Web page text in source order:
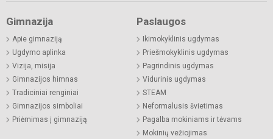
Gimnazija
Apie gimnaziją
Ugdymo aplinka
Vizija, misija
Gimnazijos himnas
Tradiciniai renginiai
Gimnazijos simboliai
Priėmimas į gimnaziją
Paslaugos
Ikimokyklinis ugdymas
Priešmokyklinis ugdymas
Pagrindinis ugdymas
Vidurinis ugdymas
STEAM
Neformalusis švietimas
Pagalba mokiniams ir tėvams
Mokinių vežiojimas